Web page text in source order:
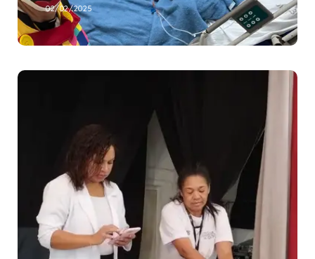
02/02/2025
Aulas de cuidador de idosos no
Dyla Sylvia de Sá
12/11/2024